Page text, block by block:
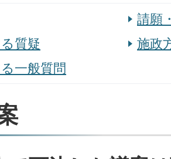
請願
質疑
施政
一般質問